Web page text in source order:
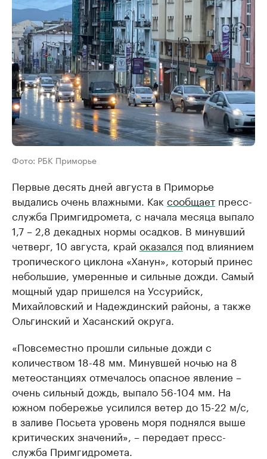
Фото: РБК Приморье
Первые десять дней августа в Приморье
выдались очень влажными. Как сообщает пресс-
служба Примгидромета, с начала месяца выпало
1,7 – 2,8 декадных нормы осадков. В минувший
четверг, 10 августа, край оказался под влиянием
тропического циклона «Ханун», который принес
небольшие, умеренные и сильные дожди. Самый
мощный удар пришелся на Уссурийск,
Михайловский и Надеждинский районы, а также
Ольгинский и Хасанский округа.
«Повсеместно прошли сильные дожди с
количеством 18-48 мм. Минувшей ночью на 8
метеостанциях отмечалось опасное явление –
очень сильный дождь, выпало 56-104 мм. На
южном побережье усилился ветер до 15-22 м/с,
в заливе Посьета уровень моря поднялся выше
критических значений», – передает пресс-
служба Примгидромета.